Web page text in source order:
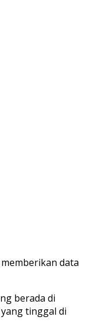
data
berada di
tinggal di